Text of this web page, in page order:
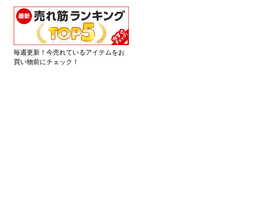
毎週更新！今売れているアイテムをお
買い物前にチェック！